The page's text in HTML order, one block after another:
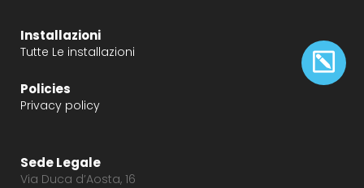
Installazioni
Tutte Le installazioni
Policies
Privacy policy
Sede Legale
Via Duca d’Aosta, 16